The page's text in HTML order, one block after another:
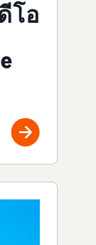
โอ